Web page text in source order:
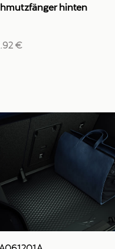
hinten
€